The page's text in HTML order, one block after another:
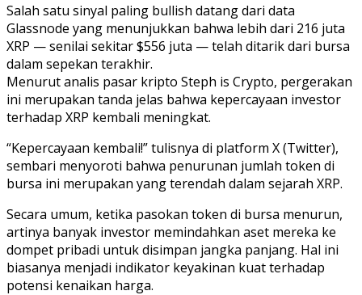
Salah satu sinyal paling bullish datang dari data
Glassnode yang menunjukkan bahwa lebih dari 216 juta
XRP — senilai sekitar $556 juta — telah ditarik dari bursa
dalam sepekan terakhir.
Menurut analis pasar kripto Steph is Crypto, pergerakan
ini merupakan tanda jelas bahwa kepercayaan investor
terhadap XRP kembali meningkat.
“Kepercayaan kembali!” tulisnya di platform X (Twitter),
sembari menyoroti bahwa penurunan jumlah token di
bursa ini merupakan yang terendah dalam sejarah XRP.
Secara umum, ketika pasokan token di bursa menurun,
artinya banyak investor memindahkan aset mereka ke
dompet pribadi untuk disimpan jangka panjang. Hal ini
biasanya menjadi indikator keyakinan kuat terhadap
potensi kenaikan harga.